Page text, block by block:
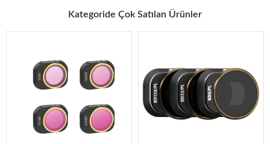
Kategoride Çok Satılan Ürünler